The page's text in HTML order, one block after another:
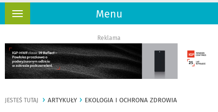
Menu
Rozwiń
Reklama
JESTEŚ TUTAJ ARTYKUŁY EKOLOGIA I OCHRONA ZDROWIA